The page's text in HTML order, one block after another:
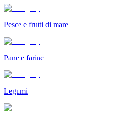
Pesce e frutti di mare
Pane e farine
Legumi